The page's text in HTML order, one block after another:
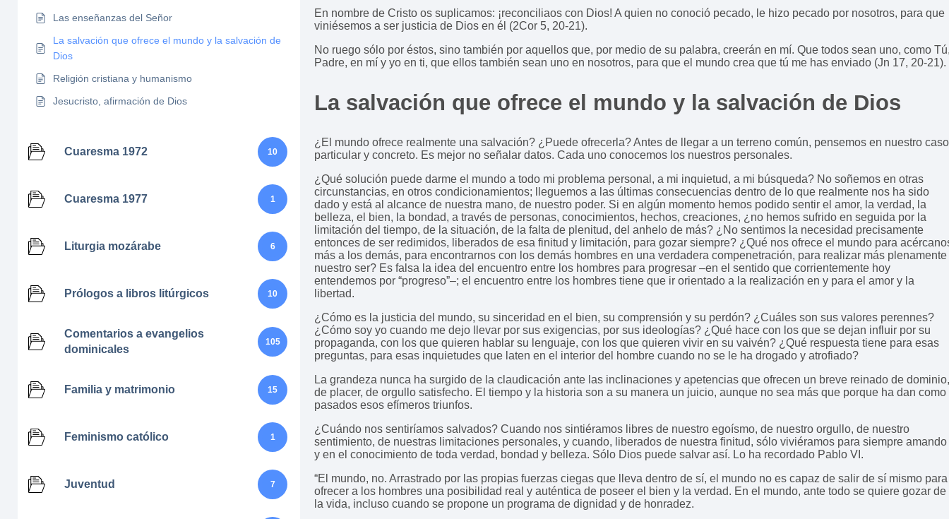
Las enseñanzas del Señor
La salvación que ofrece el mundo y la salvación de
Dios
Religión cristiana y humanismo
Jesucristo, afirmación de Dios
Cuaresma 1972 10
Cuaresma 1977 1
Liturgia mozárabe 6
Prólogos a libros litúrgicos 10
Comentarios a evangelios
dominicales
105
Familia y matrimonio 15
Feminismo católico 1
Juventud 7
En nombre de Cristo os suplicamos: ¡reconciliaos con Dios! A quien no conoció pecado, le hizo pecado por nosotros, para que
viniésemos a ser justicia de Dios en él (2Cor 5, 20-21).
No ruego sólo por éstos, sino también por aquellos que, por medio de su palabra, creerán en mí. Que todos sean uno, como
Padre, en mí y yo en ti, que ellos también sean uno en nosotros, para que el mundo crea que tú me has enviado (Jn 17, 20-21).
La salvación que ofrece el mundo y la salvación de Dios
¿El mundo ofrece realmente una salvación? ¿Puede ofrecerla? Antes de llegar a un terreno común, pensemos en nuestro caso
particular y concreto. Es mejor no señalar datos. Cada uno conocemos los nuestros personales.
¿Qué solución puede darme el mundo a todo mi problema personal, a mi inquietud, a mi búsqueda? No soñemos en otras
circunstancias, en otros condicionamientos; lleguemos a las últimas consecuencias dentro de lo que realmente nos ha sido
dado y está al alcance de nuestra mano, de nuestro poder. Si en algún momento hemos podido sentir el amor, la verdad, la
belleza, el bien, la bondad, a través de personas, conocimientos, hechos, creaciones, ¿no hemos sufrido en seguida por la
limitación del tiempo, de la situación, de la falta de plenitud, del anhelo de más? ¿No sentimos la necesidad precisamente
entonces de ser redimidos, liberados de esa finitud y limitación, para gozar siempre? ¿Qué nos ofrece el mundo para
más a los demás, para encontrarnos con los demás hombres en una verdadera compenetración, para realizar más plenamente
nuestro ser? Es falsa la idea del encuentro entre los hombres para progresar –en el sentido que corrientemente hoy
entendemos por “progreso”–; el encuentro entre los hombres tiene que ir orientado a la realización en y para el amor y la
libertad.
¿Cómo es la justicia del mundo, su sinceridad en el bien, su comprensión y su perdón? ¿Cuáles son sus valores perennes?
¿Cómo soy yo cuando me dejo llevar por sus exigencias, por sus ideologías? ¿Qué hace con los que se dejan influir por su
propaganda, con los que quieren hablar su lenguaje, con los que quieren vivir en su vaivén? ¿Qué respuesta tiene para esas
preguntas, para esas inquietudes que laten en el interior del hombre cuando no se le ha drogado y atrofiado?
La grandeza nunca ha surgido de la claudicación ante las inclinaciones y apetencias que ofrecen un breve reinado de dominio,
de placer, de orgullo satisfecho. El tiempo y la historia son a su manera un juicio, aunque no sea más que porque ha dan como
pasados esos efímeros triunfos.
¿Cuándo nos sentiríamos salvados? Cuando nos sintiéramos libres de nuestro egoísmo, de nuestro orgullo, de nuestro
sentimiento, de nuestras limitaciones personales, y cuando, liberados de nuestra finitud, sólo viviéramos para siempre amando
y en el conocimiento de toda verdad, bondad y belleza. Sólo Dios puede salvar así. Lo ha recordado Pablo VI.
“El mundo, no. Arrastrado por las propias fuerzas ciegas que lleva dentro de sí, el mundo no es capaz de salir de sí mismo para
ofrecer a los hombres una posibilidad real y auténtica de poseer el bien y la verdad. En el mundo, ante todo se quiere gozar de
la vida, incluso cuando se propone un programa de dignidad y de honradez.